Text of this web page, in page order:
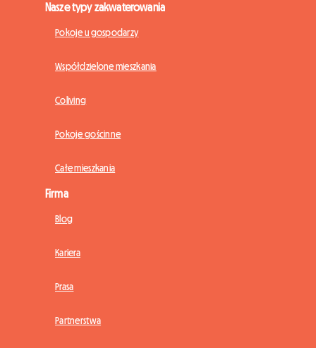
Nasze typy zakwaterowania
Pokoje u gospodarzy
Współdzielone mieszkania
Coliving
Pokoje gościnne
Całe mieszkania
Firma
Blog
Kariera
Prasa
Partnerstwa